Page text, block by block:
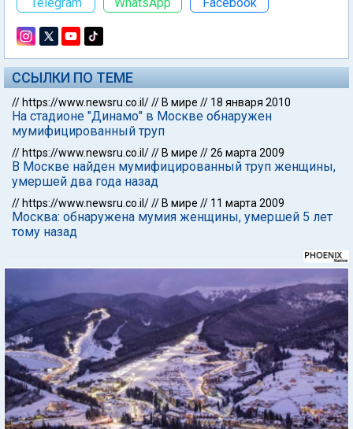
ССЫЛКИ ПО ТЕМЕ
// https://www.newsru.co.il/// В мире // 18 января 2010
На стадионе "Динамо" в Москве обнаружен
мумифицированный труп
// https://www.newsru.co.il/// В мире //26 марта 2009
В Москве найден мумифицированный труп женщины,
умершей два года назад
// https://www.newsru.co.il/// В мире // 11 марта 2009
Москва: обнаружена мумия женщины, умершей 5 лет
тому назад